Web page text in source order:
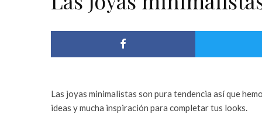
Las joyas minimalistas son pura tendencia así que
ideas y mucha inspiración para completar tus looks.